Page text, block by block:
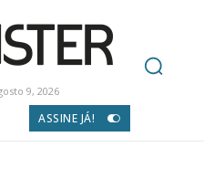
9, 2026
ASSINE JÁ!